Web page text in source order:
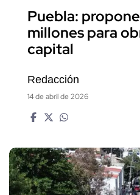
Puebla:
millones para
capital
Redacción
14 de abril de 2026